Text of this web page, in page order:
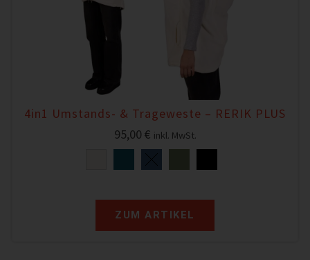
4in1 Umstands- & Trageweste – RERIK PLUS
95,00 € inkl. MwSt.
ZUM ARTIKEL